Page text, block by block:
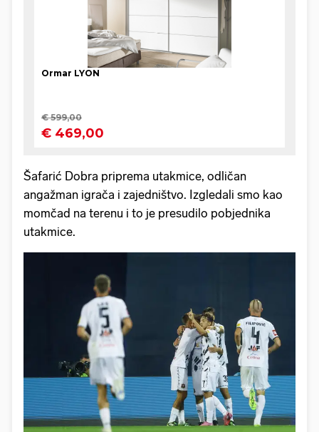
Šafarić Dobra priprema utakmice, odličan
angažman igrača i zajedništvo. Izgledali smo kao
momčad na terenu i to je presudilo pobjednika
utakmice.